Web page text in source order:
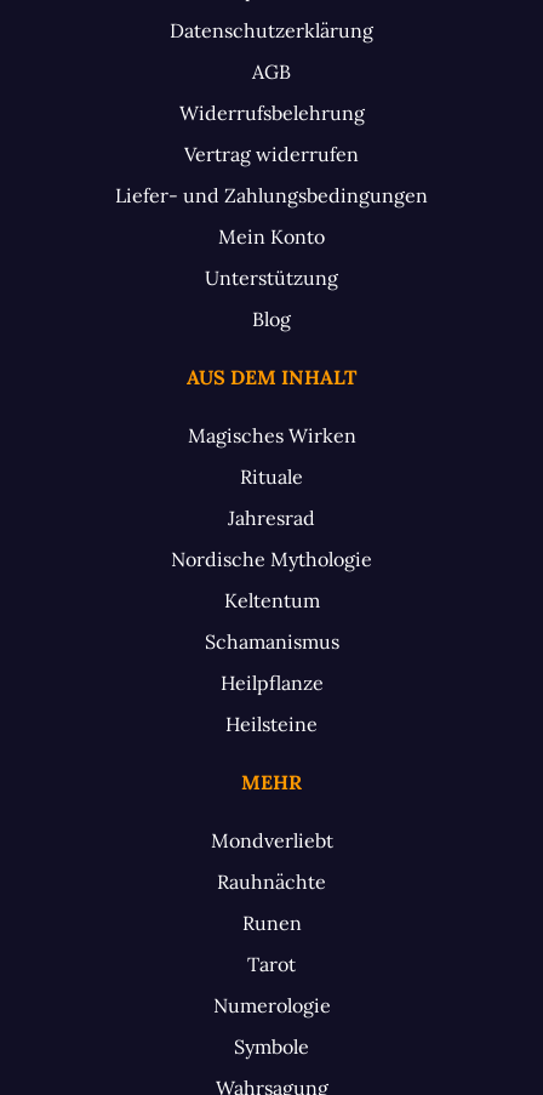
Datenschutzerklärung
AGB
Widerrufsbelehrung
Vertrag widerrufen
Liefer- und Zahlungsbedingungen
Mein Konto
Unterstützung
Blog
AUS DEM INHALT
Magisches Wirken
Rituale
Jahresrad
Nordische Mythologie
Keltentum
Schamanismus
Heilpflanze
Heilsteine
MEHR
Mondverliebt
Rauhnächte
Runen
Tarot
Numerologie
Symbole
Wahrsagung